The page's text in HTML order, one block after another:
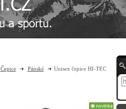
Čepice Pánské
Unisex čepice HI-TEC